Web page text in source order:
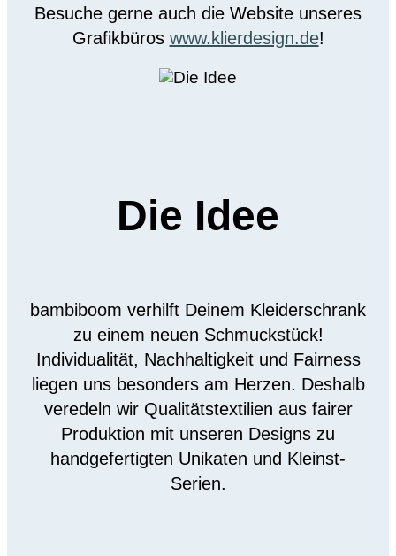
Besuche gerne auch die Website unseres
Grafikbüros www.klierdesign.de!
Die Idee
bambiboom verhilft Deinem Kleiderschrank
zu einem neuen Schmuckstück!
Individualität, Nachhaltigkeit und Fairness
liegen uns besonders am Herzen. Deshalb
veredeln wir Qualitätstextilien aus fairer
Produktion mit unseren Designs zu
handgefertigten Unikaten und Kleinst-
Serien.